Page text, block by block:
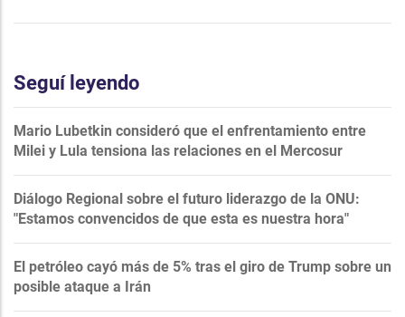
Seguí leyendo
Mario Lubetkin consideró que el enfrentamiento entre
Milei y Lula tensiona las relaciones en el Mercosur
Diálogo Regional sobre el futuro liderazgo de la ONU:
"Estamos convencidos de que esta es nuestra hora"
El petróleo cayó más de 5% tras el giro de Trump sobre un
posible ataque a Irán